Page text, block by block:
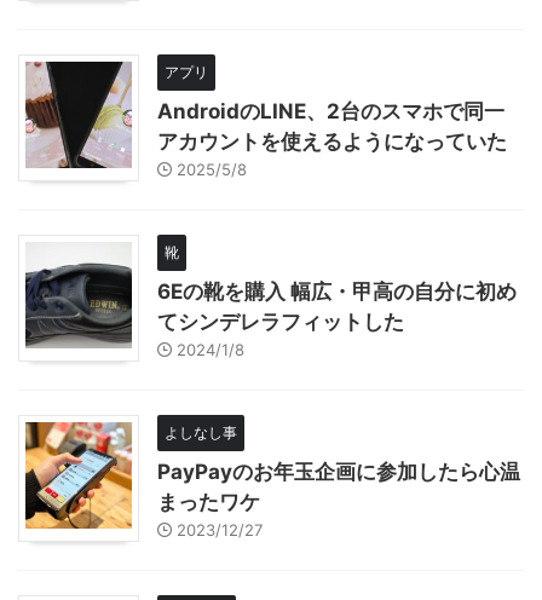
アプリ
AndroidのLINE、2台のスマホで同一
アカウントを使えるようになっていた
2025/5/8
靴
6Eの靴を購入 幅広・甲高の自分に初め
てシンデレラフィットした
2024/1/8
よしなし事
PayPayのお年玉企画に参加したら心温
まったワケ
2023/12/27